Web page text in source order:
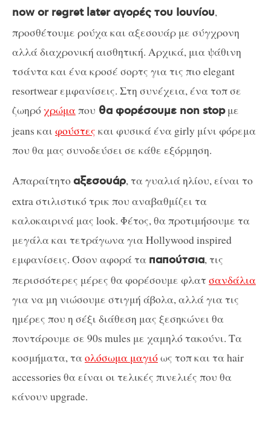
now or regret later αγορές του Ιουνίου,
προσθέτουμε ρούχα και αξεσουάρ με σύγχρονη
αλλά διαχρονική αισθητική. Αρχικά, μια ψάθινη
τσάντα και ένα κροσέ σορτς για τις πιο elegant
resortwear εμφανίσεις. Στη συνέχεια, ένα τοπ σε
ζωηρόχρώμαπου θα φορέσουμε non stopμε
jeans και φούστες και φυσικά ένα girly μίνι φόρεμα
που θα μας συνοδεύσει σε κάθε εξόρμηση.
Απαραίτητοαξεσουάρ, τα γυαλιά ηλίου, είναι το
extra στιλιστικό τρικ που αναβαθμίζει τα
καλοκαιρινά μας look. Φέτος, θα προτιμήσουμε τα
μεγάλα και τετράγωνα για Hollywood inspired
εμφανίσεις. Όσον αφορά τα παπούτσια, τις
περισσότερες μέρες θα φορέσουμε φλατ σανδάλια
για να μη νιώσουμε στιγμή άβολα, αλλά για τις
ημέρες που η σέξι διάθεση μας ξεσηκώνει θα
ποντάρουμε σε 90s mules με χαμηλό τακούνι. Τα
κοσμήματα, ταολόσωμα μαγιόως τοπ και τα hair
accessories θα είναι οι τελικές πινελιές που θα
κάνουν upgrade.